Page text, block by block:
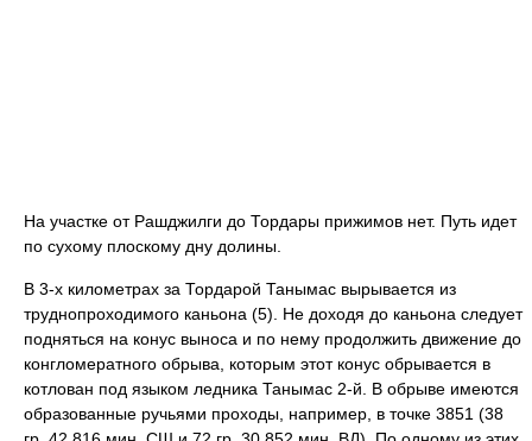
На участке от Рашджилги до Тордары прижимов нет. Путь идет
по сухому плоскому дну долины.
В 3-х километрах за Тордарой Танымас вырывается из
труднопроходимого каньона (5). Не доходя до каньона следует
подняться на конус выноса и по нему продолжить движение до
конгломератного обрыва, которым этот конус обрывается в
котлован под языком ледника Танымас 2-й. В обрыве имеются
образованные ручьями проходы, например, в точке 3851 (38